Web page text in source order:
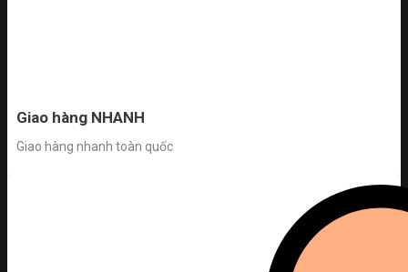
Giao hàng NHANH
Giao hàng nhanh toàn quốc